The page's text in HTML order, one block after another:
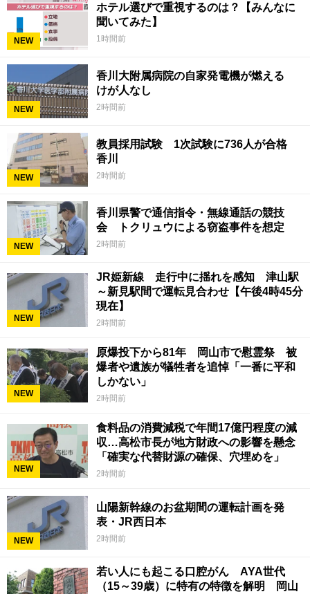
NEW
ホテル選びで重視するのは？【みんなに
聞いてみた】
1時間前
NEW
香川大附属病院の自家発電機が燃える
けが人なし
2時間前
NEW
教員採用試験 1次試験に736人が合格
香川
2時間前
NEW
香川県警で通信指令・無線通話の競技
会 トクリュウによる窃盗事件を想定
2時間前
NEW
JR姫新線 走行中に揺れを感知 津山駅
～新見駅間で運転見合わせ【午後4時45分
現在】
2時間前
NEW
原爆投下から81年 岡山市で慰霊祭 被
爆者や遺族が犠牲者を追悼「一番に平和
しかない」
2時間前
NEW
食料品の消費減税で年間17億円程度の減
収…高松市長が地方財政への影響を懸念
「確実な代替財源の確保、穴埋めを」
2時間前
NEW
山陽新幹線のお盆期間の運転計画を発
表・JR西日本
2時間前
若い人にも起こる口腔がん AYA世代
（15～39歳）に特有の特徴を解明 岡山